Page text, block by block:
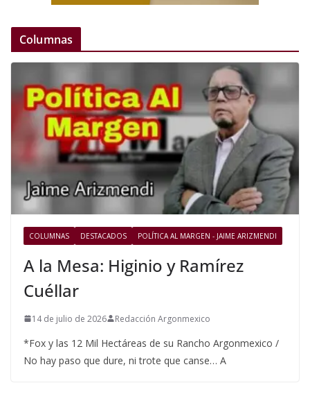
Columnas
COLUMNAS DESTACADOS POLÍTICA AL MARGEN - JAIME ARIZMENDI
A la Mesa: Higinio y Ramírez
Cuéllar
14 de julio de 2026 Redacción Argonmexico
*Fox y las 12 Mil Hectáreas de su Rancho Argonmexico /
No hay paso que dure, ni trote que canse… A